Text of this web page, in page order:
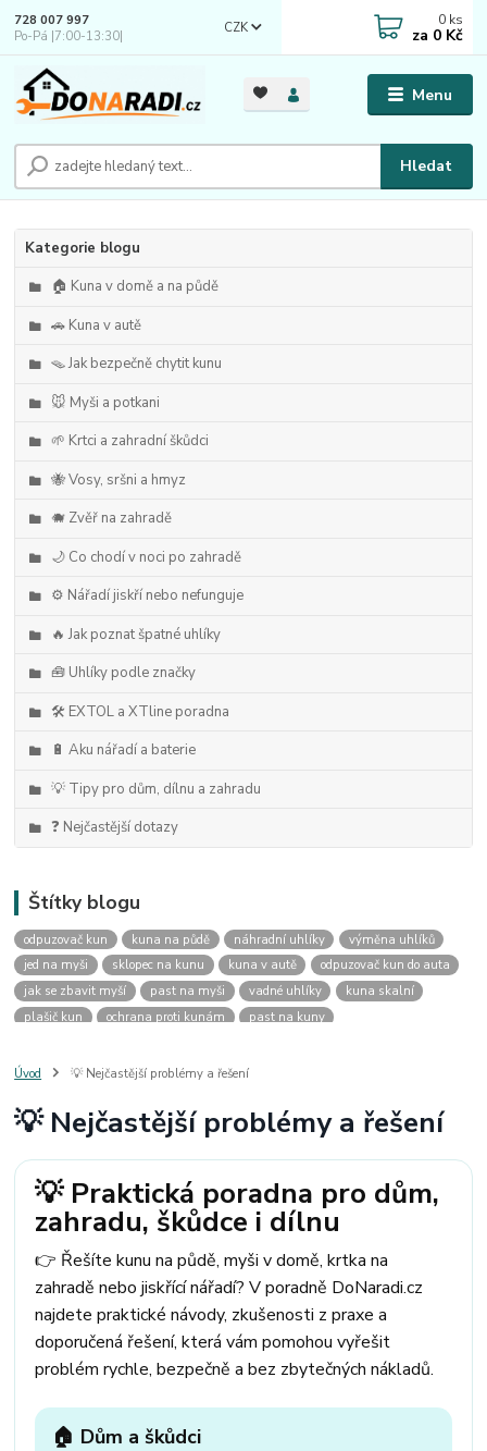
Menu
CZK
Hledat
728 007 997
Po-Pá |7:00-13:30|
0 ks
za 0 Kč
Kategorie blogu
🏠 Kuna v domě a na půdě
🚗 Kuna v autě
🪤 Jak bezpečně chytit kunu
🐭 Myši a potkani
🌱 Krtci a zahradní škůdci
🐝 Vosy, sršni a hmyz
🐗 Zvěř na zahradě
🌙 Co chodí v noci po zahradě
⚙️ Nářadí jiskří nebo nefunguje
🔥 Jak poznat špatné uhlíky
🧰 Uhlíky podle značky
🛠️ EXTOL a XTline poradna
🔋 Aku nářadí a baterie
💡 Tipy pro dům, dílnu a zahradu
❓ Nejčastější dotazy
Štítky blogu
odpuzovač kun kuna na půdě náhradní uhlíky
výměna uhlíků
jed na myši
sklopec na kunu kuna v autě
odpuzovač kun do auta
jak se zbavit myší
past na myši vadné uhlíky
kuna skalní
plašič kun
ochrana proti kunám
past na kuny
past na kunu
myši v domě odpuzovač myší
štěnice
štěnice v hotelu jak se zbavit kuny
kuna ve střeše
mravenci a mšice
uhlíky do nářadí
uhlíky do nařadí
uhlíky do vysavače
uhlíky do pračky uhlíky do
uhlíky parkside
uhlíky ferm uhlíky makita
uhlíkové kartáče
kde sehnat uhlíky
kde koupit uhlíky
Úvod 💡 Nejčastější problémy a řešení
💡 Nejčastější problémy a řešení
💡 Praktická poradna pro dům,
zahradu, škůdce i dílnu
👉 Řešíte kunu na půdě, myši v domě, krtka na
zahradě nebo jiskřící nářadí? V poradně DoNaradi.cz
najdete praktické návody, zkušenosti z praxe a
doporučená řešení, která vám pomohou vyřešit
problém rychle, bezpečně a bez zbytečných nákladů.
🏠 Dům a škůdci